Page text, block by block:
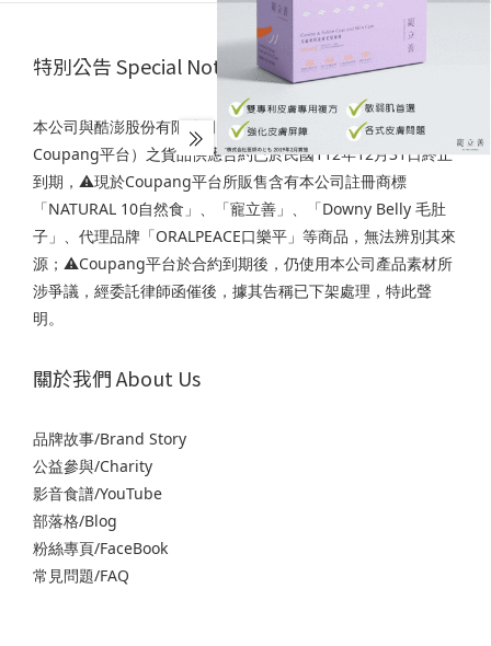
特別公告 Special Notice
本公司與酷澎股份有限公司「酷澎Coupang」平台（下稱
Coupang平台）之貨品供應合約已於民國112年12月31日終止
到期，⚠️現於Coupang平台所販售含有本公司註冊商標
「NATURAL 10自然食」、「寵立善」、「Downy Belly 毛肚
子」、代理品牌「ORALPEACE口樂平」等商品，無法辨別其來
源；⚠️Coupang平台於合約到期後，仍使用本公司產品素材所
涉爭議，經委託律師函催後，據其告稱已下架處理，特此聲
明。
關於我們 About Us
品牌故事/Brand Story
公益參與/Charity
影音食譜/YouTube
部落格/Blog
粉絲專頁/FaceBook
常見問題/FAQ